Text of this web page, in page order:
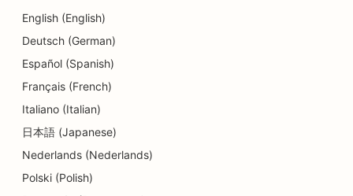
댄스 스튜디오를 위한 SEO
피부 박피 서비스를 위한 SEO
어린이집용 SEO
치과 병원을 위한 SEO
세부 상점용 SEO
English (English)
Deutsch (German)
Español (Spanish)
Français (French)
Italiano (Italian)
日本語 (Japanese)
Nederlands (Nederlands)
Polski (Polish)